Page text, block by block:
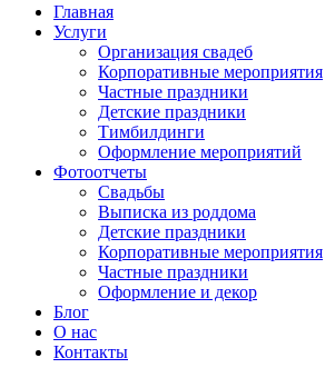
Главная
Услуги
Организация свадеб
Корпоративные мероприятия
Частные праздники
Детские праздники
Тимбилдинги
Оформление мероприятий
Фотоотчеты
Cвадьбы
Выписка из роддома
Детские праздники
Корпоративные мероприятия
Частные праздники
Оформление и декор
Блог
О нас
Контакты